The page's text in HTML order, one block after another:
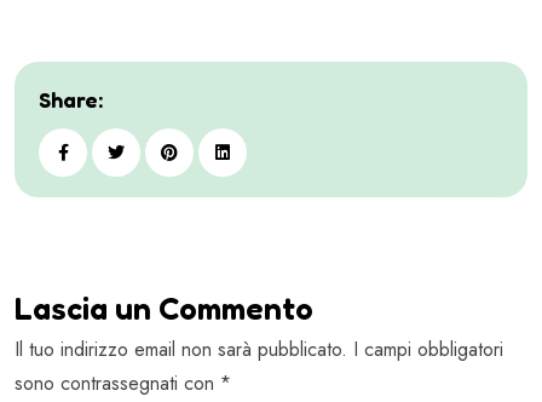
Share:
Lascia un Commento
Il tuo indirizzo email non sarà pubblicato. I campi obbligatori
sono contrassegnati con *